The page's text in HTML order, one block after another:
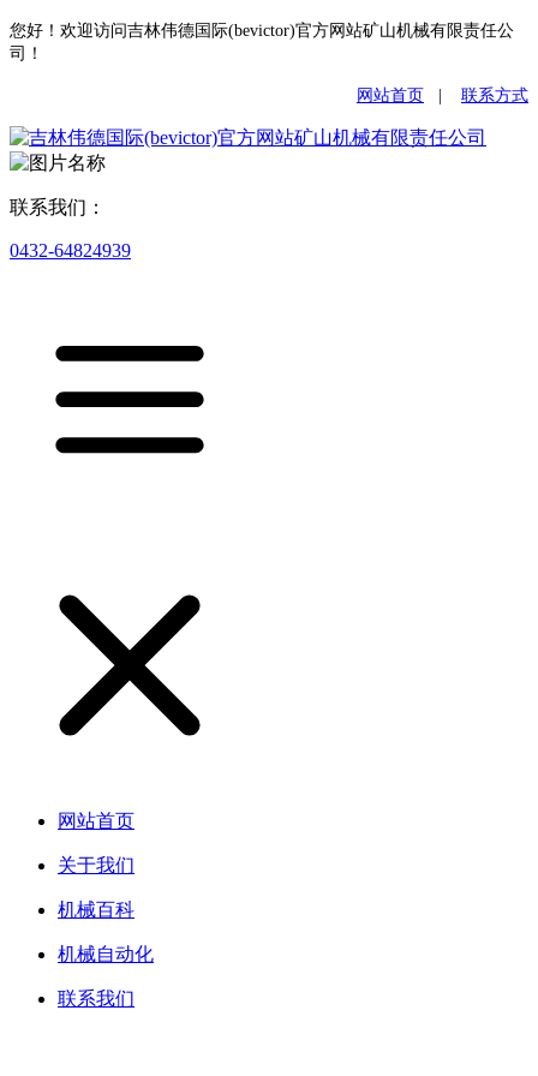
您好！欢迎访问吉林伟德国际(bevictor)官方网站矿山机械有限责任公
司！
网站首页 联系方式
联系我们：
0432-64824939
网站首页
关于我们
机械百科
机械自动化
联系我们